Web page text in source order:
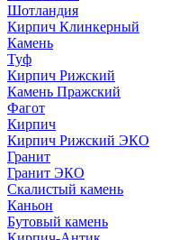
Шотландия
Кирпич Клинкерный
Камень
Туф
Кирпич Рижский
Камень Пражский
Фагот
Кирпич
Кирпич Рижский ЭКО
Гранит
Гранит ЭКО
Скалистый камень
Каньон
Бутовый камень